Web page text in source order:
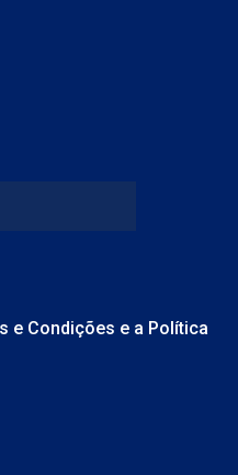
e Condições e a Política